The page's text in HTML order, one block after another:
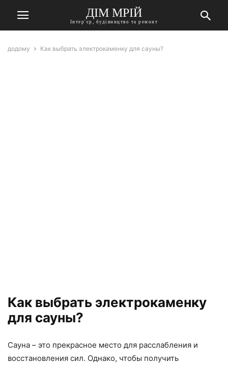
ДІМ МРІЙ
Інтер'єр, будівництво та ремонт
додому Как выбрать электрокаменку для сауны?
Как выбрать электрокаменку
для сауны?
Сауна – это прекрасное место для расслабления и
восстановления сил. Однако, чтобы получить